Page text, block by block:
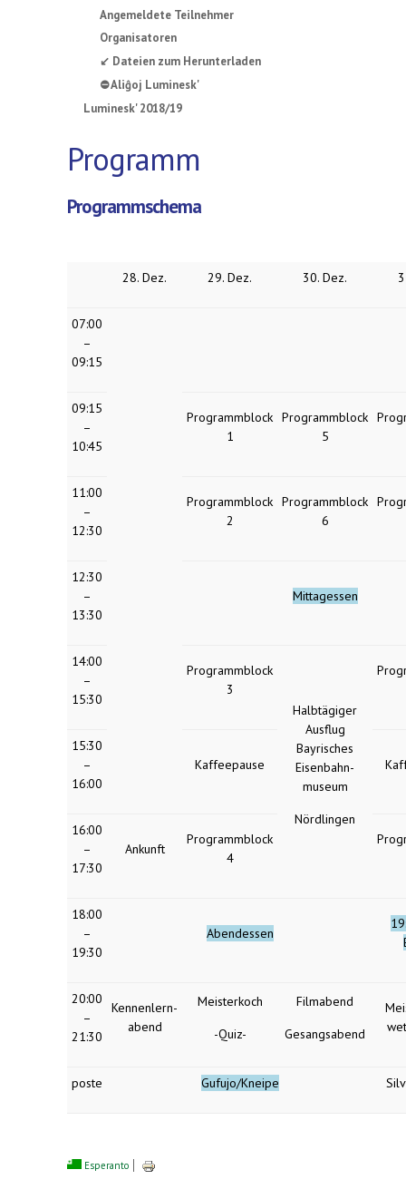
Angemeldete Teilnehmer
Organisatoren
↙ Dateien zum Herunterladen
⛔ Aliĝoj Luminesk'
Luminesk' 2018/19
Programm
Programmschema
28. Dez. 29. Dez. 30. Dez.
07:00
–
09:15
09:15
–
10:45
Programmblock
1
Programmblock
5
11:00
–
12:30
Programmblock
2
Programmblock
6
12:30
–
13:30
Mittagessen
14:00
–
15:30
Programmblock
3
Halbtägiger
Ausflug
Bayrisches
Eisenbahn-
museum
Nördlingen
15:30
–
16:00
Kaffeepause
16:00
–
17:30
Ankunft
Programmblock
4
18:00
–
19:30
Abendessen
20:00
–
21:30
Kennenlern-
abend
Meisterkoch
-Quiz-
Filmabend
Gesangsabend
poste Gufujo/Kneipe
Esperanto